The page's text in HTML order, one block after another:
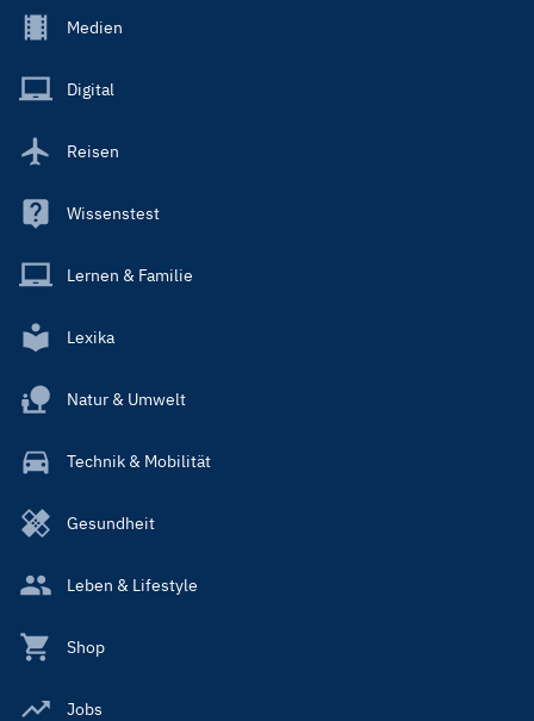
Footer
Main
Medien
Digital
Reisen
Wissenstest
Lernen & Familie
Lexika
Natur & Umwelt
Technik & Mobilität
Gesundheit
Leben & Lifestyle
Shop
Jobs